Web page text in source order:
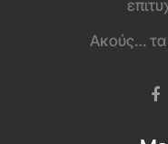
Ακούς… τα